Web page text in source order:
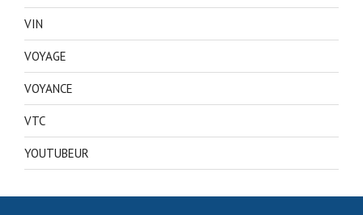
VIN
VOYAGE
VOYANCE
VTC
YOUTUBEUR